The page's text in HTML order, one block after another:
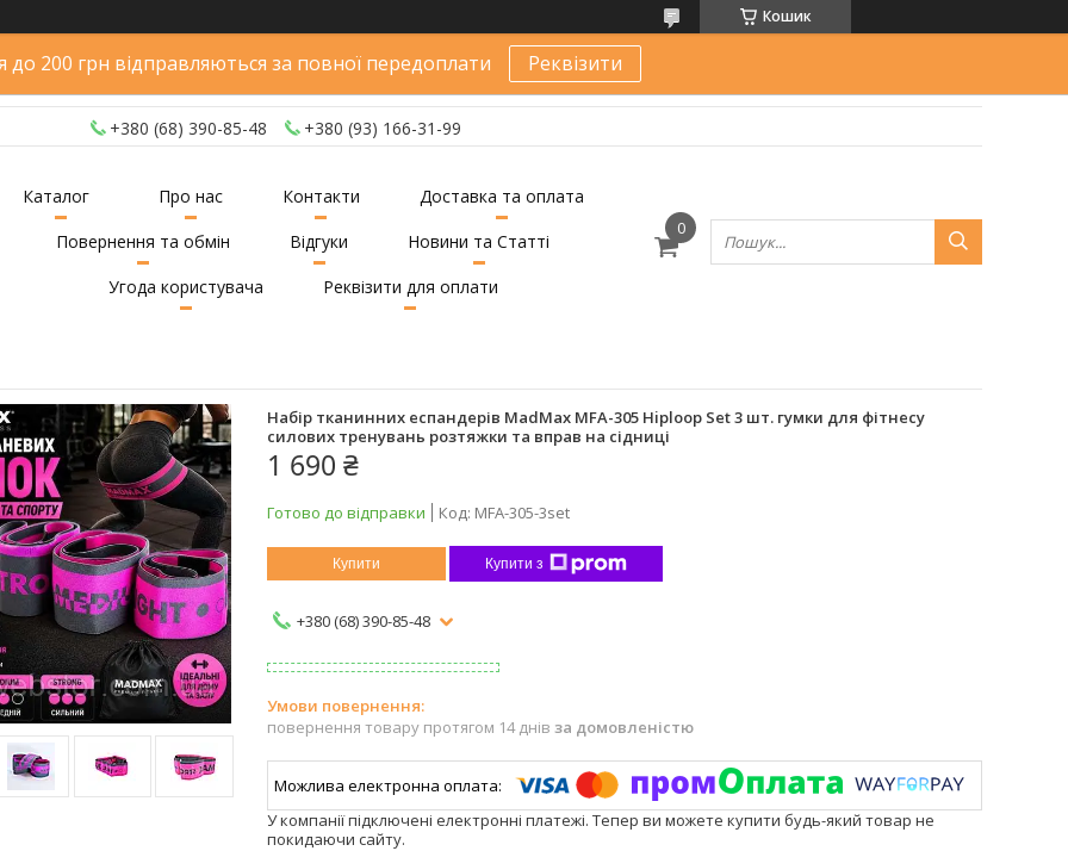
Кошик
до 200 грн відправляються за повної передоплати Реквізити
+380 (68) 390-85-48 +380 (93) 166-31-99
Каталог Про нас Контакти
Доставка та оплата
Повернення та обмін
Відгуки
Новини та Статті
Угода користувача
Реквізити для оплати
Набір тканинних еспандерів MadMax MFA-305 Hiploop Set 3 шт. гумки для фітнесу
силових тренувань розтяжки та вправ на сідниці
1 690 ₴
Готово до відправки Код: MFA-305-3set
Купити Купити з
+380 (68) 390-85-48
повернення товару протягом 14 днів за домовленістю
У компанії підключені електронні платежі. Тепер ви можете купити будь-який товар не
покидаючи сайту.